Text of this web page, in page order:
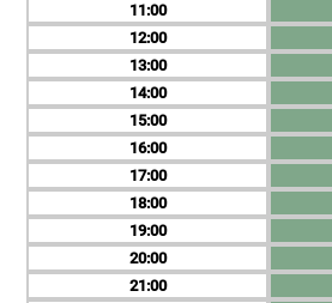
11
12
13
14
15
16
17
18
19
20
21